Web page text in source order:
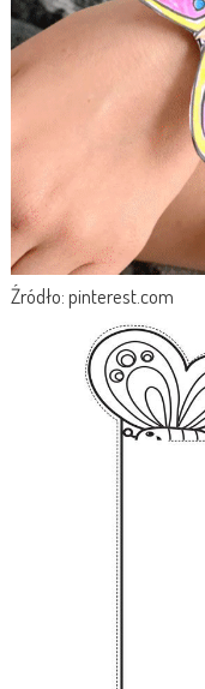
Źródło: pinterest.com